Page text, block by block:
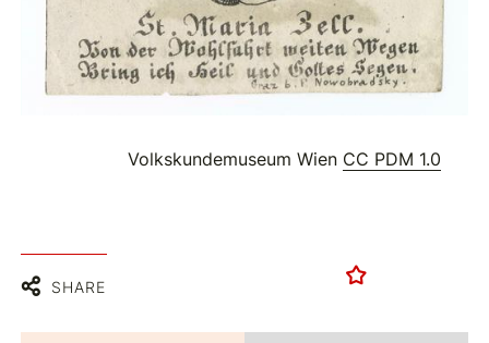
Volkskundemuseum Wien CC PDM 1.0
SHARE